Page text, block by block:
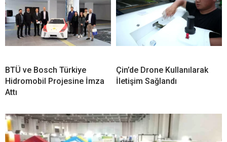
BTÜ ve Bosch Türkiye
Hidromobil Projesine İmza
Attı
Çin’de Drone Kullanılarak
İletişim Sağlandı